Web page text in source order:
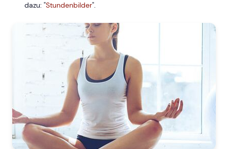
dazu: "Stundenbilder".